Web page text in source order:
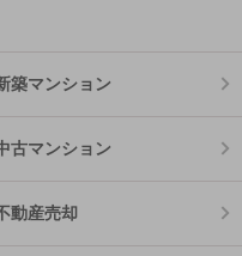
築マンション
古マンション
動産売却